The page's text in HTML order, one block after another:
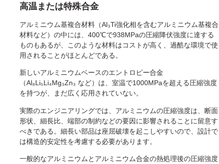
高温または特殊合金
アルミニウム基複合材料（Al₃Ti強化相を含むアルミニウム基複合
材料など）の中には、400℃で938MPaの圧縮降伏強度に達する
ものもあるが、このような材料はコストが高く、過酷な環境で使
用されることがほとんどである。
新しいアルミニウムベースのエントロピー合金
（Al₈Li₅Li₄Mg₃Zn₃ など）は、室温で1000MPaを超える圧縮強度
を持つが、まだ広く応用されていない。
実際のエンジニアリングでは、アルミニウムの圧縮強度は、断面
形状、細長比、端部の制約などの要因に影響されることに留意す
べきである。細長い部品は座屈破壊を起こしやすいので、設計で
は構造的安定性を考慮する必要があります。
一般的なアルミニウムとアルミニウム合金の熱処理後の圧縮強度